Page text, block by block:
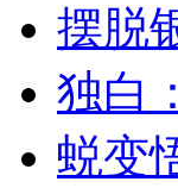
摆脱
独白
蜕变